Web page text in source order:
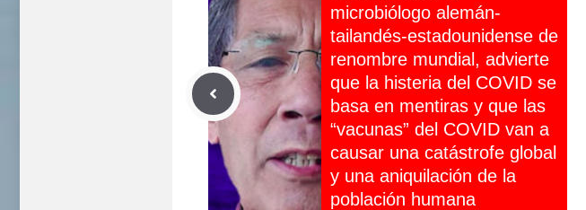
microbiólogo alemán-
tailandés-estadounidense de
renombre mundial, advierte
que la histeria del COVID se
basa en mentiras y que las
“vacunas” del COVID van a
causar una catástrofe global
y una aniquilación de la
población humana